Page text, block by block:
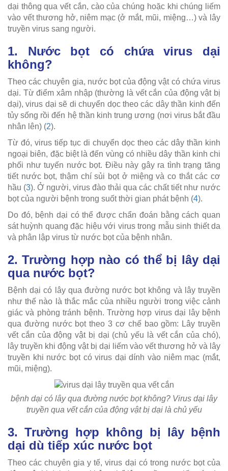
dại thông qua vết cắn, cào của chúng hoặc khi chúng liếm
vào vết thương hở, niêm mạc (ở mắt, mũi, miệng…) và lây
truyền virus sang người.
1. Nước bọt có chứa virus dại
không?
Theo các chuyên gia, nước bọt của động vật có chứa virus
dại. Từ điểm xâm nhập (thường là vết cắn của động vật bị
dại), virus dại sẽ di chuyển dọc theo các dây thần kinh đến
tủy sống rồi đến hệ thần kinh trung ương (nơi virus bắt đầu
nhân lên) (2).
Từ đó, virus tiếp tục di chuyển dọc theo các dây thần kinh
ngoại biên, đặc biệt là đến vùng có nhiều dây thần kinh chi
phối như tuyến nước bọt. Điều này gây ra tình trạng tăng
tiết nước bọt, thậm chí sủi bọt ở miệng và co thắt các cơ
hầu (3). Ở người, virus đào thải qua các chất tiết như nước
bọt của người bệnh trong suốt thời gian phát bệnh (4).
Do đó, bệnh dại có thể được chẩn đoán bằng cách quan
sát huỳnh quang đặc hiệu với virus trong mẫu sinh thiết da
và phân lập virus từ nước bọt của bệnh nhân.
2. Trường hợp nào có thể bị lây dại
qua nước bọt?
Bệnh dại có lây qua đường nước bọt không và lây truyền
như thế nào là thắc mắc của nhiều người trong việc cảnh
giác và phòng tránh bệnh. Trường hợp virus dại lây bệnh
qua đường nước bọt theo 3 cơ chế bao gồm: Lây truyền
vết cắn của động vật bị dại (chủ yếu là vết cắn của chó),
lây truyền khi động vật bị dại liếm vào vết thương hở và lây
truyền khi nước bọt có virus dại dính vào niêm mạc (mắt,
mũi, miệng).
bệnh dại có lây qua đường nước bọt không? Virus dại lây
truyền qua vết cắn của động vật bị dại là chủ yếu
3. Trường hợp không bị lây bệnh
dại dù tiếp xúc nước bọt
Theo các chuyên gia y tế, virus dại có trong nước bọt của